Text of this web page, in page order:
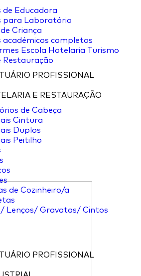
de Educadora
para Laboratório
de Criança
académicos completos
Escola Hotelaria Turismo
Restauração
PROFISSIONAL
E RESTAURAÇÃO
de Cabeça
Cintura
Duplos
Peitilho
de Cozinheiro/a
Lenços/ Gravatas/ Cintos
PROFISSIONAL